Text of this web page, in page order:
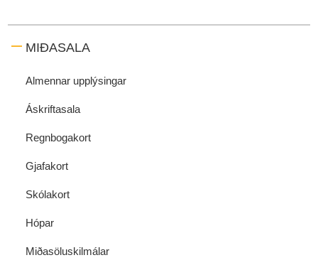
MIÐASALA
Almennar upplýsingar
Áskriftasala
Regnbogakort
Gjafakort
Skólakort
Hópar
Miðasöluskilmálar